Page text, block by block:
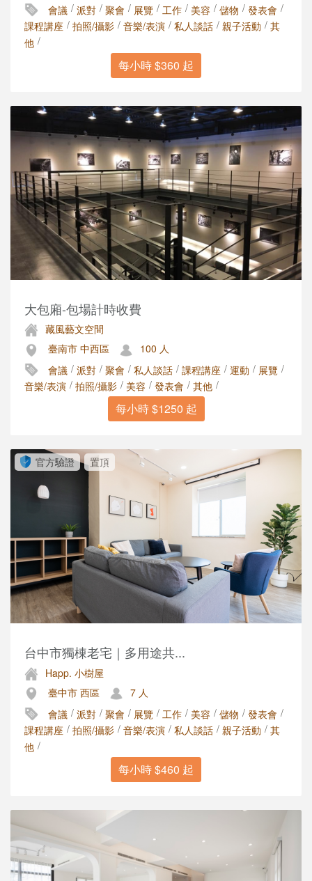
會議 / 派對 / 聚會 / 展覽 / 工作 / 美容 / 儲物 / 發表會 /
課程講座 / 拍照/攝影 / 音樂/表演 / 私人談話 / 親子活動 / 其
他 /
每小時 $360 起
大包廂-包場計時收費
藏風藝文空間
臺南市 中西區
100 人
會議 / 派對 / 聚會 / 私人談話 / 課程講座 / 運動 / 展覽 /
音樂/表演 / 拍照/攝影 / 美容 / 發表會 / 其他 /
每小時 $1250 起
官方驗證 置頂
台中市獨棟老宅｜多用途共...
Happ. 小樹屋
臺中市 西區
7 人
會議 / 派對 / 聚會 / 展覽 / 工作 / 美容 / 儲物 / 發表會 /
課程講座 / 拍照/攝影 / 音樂/表演 / 私人談話 / 親子活動 / 其
他 /
每小時 $460 起